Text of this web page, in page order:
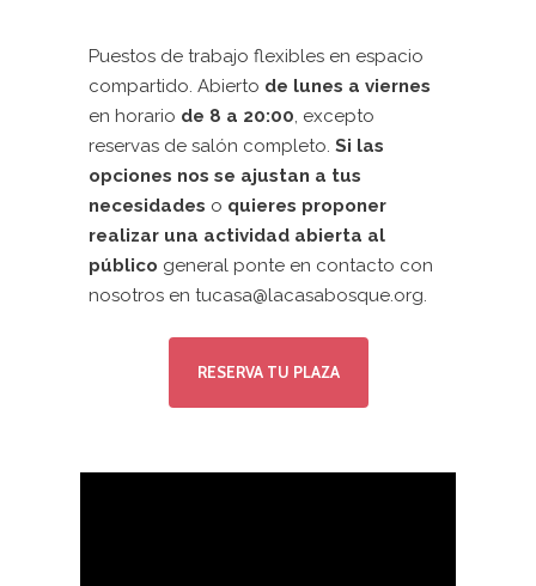
Puestos de trabajo flexibles en espacio
compartido. Abierto de lunes a viernes
en horario de 8 a 20:00, excepto
reservas de salón completo. Si las
opciones nos se ajustan a tus
necesidades o quieres proponer
realizar una actividad abierta al
público general ponte en contacto con
nosotros en tucasa@lacasabosque.org.
RESERVA TU PLAZA